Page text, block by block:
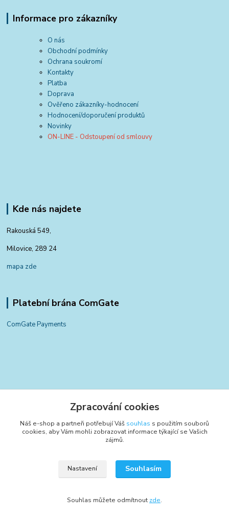
Informace pro zákazníky
O nás
Obchodní podmínky
Ochrana soukromí
Kontakty
Platba
Doprava
Ověřeno zákazníky-hodnocení
Hodnocení/doporučení produktů
Novinky
ON-LINE - Odstoupení od smlouvy
Kde nás najdete
Rakouská 549,
Milovice, 289 24
mapa zde
Platební brána ComGate
ComGate Payments
+420 797 834 700
(Po-Pá, 8-15:30 hod.)
Zpracování cookies
Náš e-shop a partneři potřebují Váš souhlas s použitím souborů
cookies, aby Vám mohli zobrazovat informace týkající se Vašich
zájmů.
Nastavení Souhlasím
Souhlas můžete odmítnout zde.